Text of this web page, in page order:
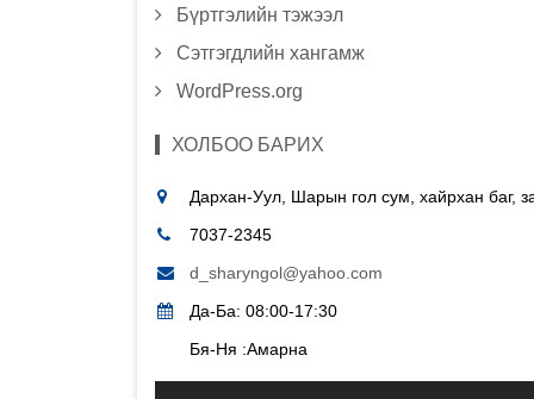
Бүртгэлийн тэжээл
Сэтгэгдлийн хангамж
WordPress.org
ХОЛБОО БАРИХ
Дархан-Уул, Шарын гол сум, хайрхан баг,
7037-2345
d_sharyngol@yahoo.com
Да-Ба: 08:00-17:30
Бя-Ня :Амарна